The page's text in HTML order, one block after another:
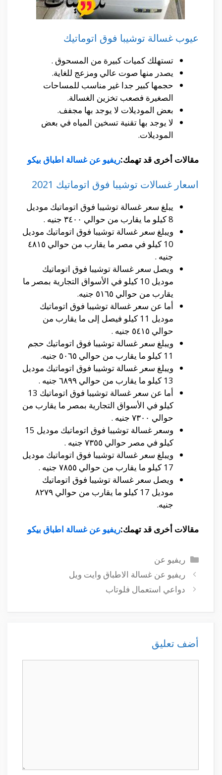
عيوب غسالة توشيبا فوق اتوماتيك
تستهلك كميات كبيرة من المسحوق .
يصدر منها صوت عالي ومزعج للغاية.
حجمها كبير جدا غير مناسب للمساحات
الصغيرة فصعب تخزين الغسالة.
بعض الموديلات لا يوجد بها مجفف.
لا يوجد بها تقنية تسخين المياه في بعض
الموديلات.
مقالات أخرى قد تهمك:ريفيو عن غسالة اطباق بيكو
اسعار غسالات توشيبا فوق اتوماتيك 2021
يبلغ سعر غسالة توشيبا فوق اتوماتيك موديل
8 كيلو ما يقارب من حوالي ٣٤٠٠ جنيه .
ويبلغ سعر غسالة توشيبا فوق اتوماتيك موديل
10 كيلو في مصر ما يقارب من حوالي ٤٨١٥
جنيه .
ويصل سعر غسالة توشيبا فوق اتوماتيك
موديل 10 كيلو في الأسواق التجارية بمصر ما
يقارب من حوالي ٥١٦٥ جنيه.
أما عن سعر غسالة توشيبا فوق اتوماتيك
موديل 11 كيلو فيصل إلى ما يقارب من
حوالي ٥٤١٥ جنيه .
ويبلغ سعر غسالة توشيبا فوق اتوماتيك حجم
11 كيلو ما يقارب من حوالي ٥٠٦٥ جنيه.
ويبلغ سعر غسالة توشيبا فوق اتوماتيك موديل
13 كيلو ما يقارب من حوالي ٦٨٩٩ جنيه .
أما عن سعر غسالة توشيبا فوق اتوماتيك 13
كيلو في الأسواق التجارية بمصر ما يقارب من
حوالي ٧٣٠٠ جنيه .
وسعر غسالة توشيبا فوق اتوماتيك موديل 15
كيلو في مصر حوالي ٧٣٥٥ جنيه .
ويبلغ سعر غسالة توشيبا فوق اتوماتيك موديل
17 كيلو ما يقارب من حوالي ٧٨٥٥ جنيه .
ويصل سعر غسالة توشيبا فوق اتوماتيك
موديل 17 كيلو ما يقارب من حوالي ٨٢٧٩
جنيه.
مقالات أخرى قد تهمك:ريفيو عن غسالة اطباق بيكو
التصنيفات
ريفيو عن
ريفيو عن غسالة الاطباق وايت ويل
دواعي استعمال فلوتاب
أضف تعليق